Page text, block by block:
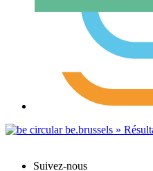
Suivez-nous